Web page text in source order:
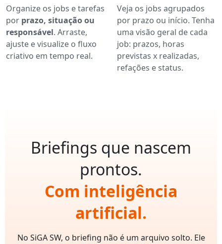
Organize os jobs e tarefas
por prazo, situação ou
responsável. Arraste,
ajuste e visualize o fluxo
criativo em tempo real.
Veja os jobs agrupados
por prazo ou início. Tenha
uma visão geral de cada
job: prazos, horas
previstas x realizadas,
refações e status.
Briefings que nascem
prontos.
Com inteligência
artificial.
No SiGA SW, o briefing não é um arquivo solto. Ele